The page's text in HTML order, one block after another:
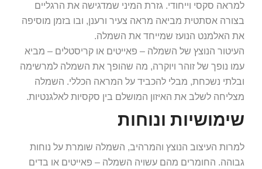
למראה סקסי וייחודי. גזרת המיני שמדגישה את הרגליים
בצורה אסתטית מביאה מראה צעיר ורענן, ובו בזמן מוסיפה
את האלמנט הנועז שמייחד את השמלה.
העיטור הנוצץ של השמלה – פאייטים או קריסטלים – מביא
עמו נופך של זוהר ויוקרה, מה שהופך את השמלה למרשימה
ובלתי נשכחת, מבלי להכביד על המראה הכללי. השמלה
מצליחה לשלב את האיזון המושלם בין סקסיות לאלגנטיות.
שימושיות ונוחות
למרות העיצוב הנוצץ והמרהיב, השמלה שומרת על נוחות
גבוהה. החומרים מהם עשויה השמלה – פאייטים או בדים